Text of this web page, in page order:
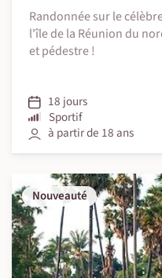
Randonnée sur le
l'île de la Réunion du
et pédestre !
18 jours
Sportif
à partir de 18 ans
Nouveauté